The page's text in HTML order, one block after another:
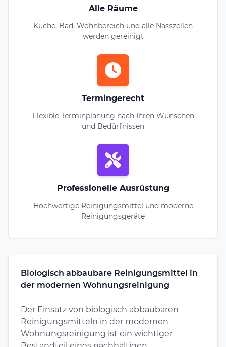
Alle Räume
Küche, Bad, Wohnbereich und alle Nasszellen
werden gereinigt
Termingerecht
Flexible Terminplanung nach Ihren Wünschen
und Bedürfnissen
Professionelle Ausrüstung
Hochwertige Reinigungsmittel und moderne
Reinigungsgeräte
Biologisch abbaubare Reinigungsmittel in
der modernen Wohnungsreinigung
Der Einsatz von biologisch abbaubaren
Reinigungsmitteln in der modernen
Wohnungsreinigung ist ein wichtiger